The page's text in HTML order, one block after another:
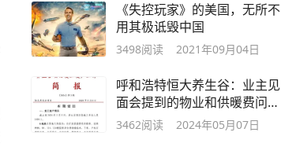
《失控玩家》的美国，无所不
用其极诋毁中国
3498阅读 2021年09月04日
呼和浩特恒大养生谷：业主见
面会提到的物业和供暖费问题
解决方案
3462阅读 2024年05月07日